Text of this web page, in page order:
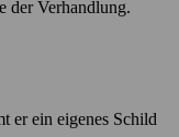
der Verhandlung.
er ein eigenes Schild